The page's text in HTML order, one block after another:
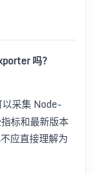
吗？
采集 Node-
标和最新版本
应直接理解为